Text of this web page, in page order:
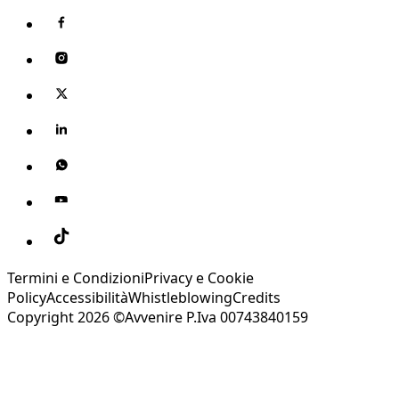
Termini e CondizioniPrivacy e Cookie
PolicyAccessibilitàWhistleblowingCredits
Copyright 2026 ©Avvenire P.Iva 00743840159